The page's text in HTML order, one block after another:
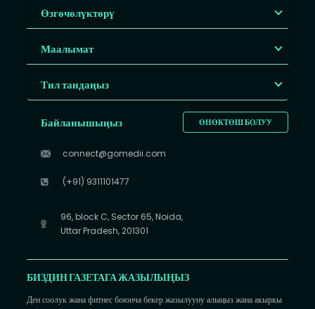
Өзгөчөлүктөрү
Маалымат
Тил тандаңыз
ӨНӨКТӨШ БОЛУУ
Байланышыңыз
connect@gomedii.com
(+91) 9311101477
96, block C, Sector 65, Noida,
Uttar Pradesh, 201301
БИЗДИН ГАЗЕТАГА ЖАЗЫЛЫҢЫЗ
Ден соолук жана фитнес боюнча бекер жазылууну алыңыз жана акыркы